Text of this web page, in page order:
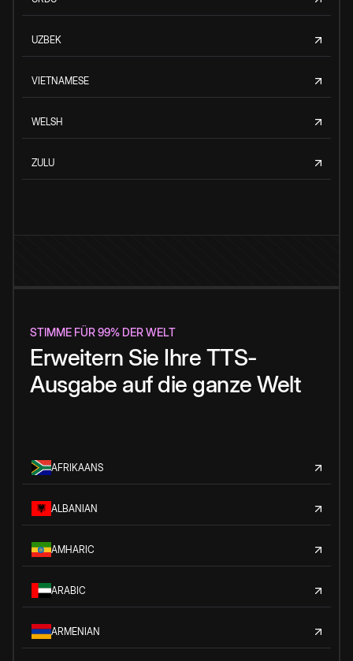
UZBEK
VIETNAMESE
WELSH
ZULU
STIMME FÜR 99% DER WELT
Erweitern Sie Ihre TTS-
Ausgabe auf die ganze Welt
AFRIKAANS
ALBANIAN
AMHARIC
ARABIC
ARMENIAN